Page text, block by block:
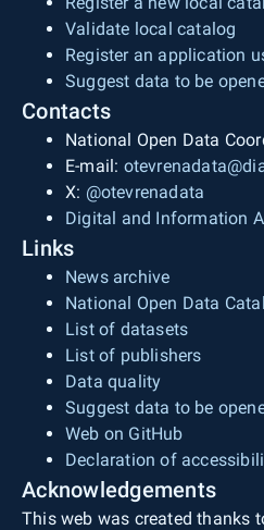
Validate local catalog
Register an application
Suggest data to be
Contacts
National Open Data
E-mail:
X: @otevrenadata
Digital and Information
Links
News archive
National Open Data
List of datasets
List of publishers
Data quality
Suggest data to be
Web on GitHub
Declaration of
Acknowledgements
This web was created thanks